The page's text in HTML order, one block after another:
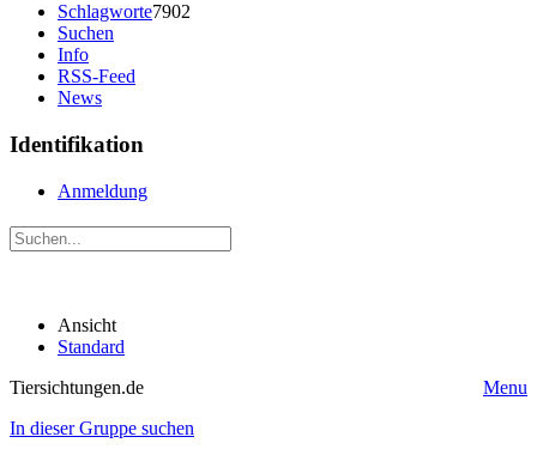
Schlagworte7902
Suchen
Info
RSS-Feed
News
Identifikation
Anmeldung
Ansicht
Standard
Tiersichtungen.de
Menu
In dieser Gruppe suchen